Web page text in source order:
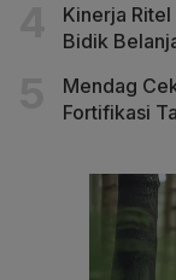
Kinerja
Bidik
Mendag
Fortifikasi